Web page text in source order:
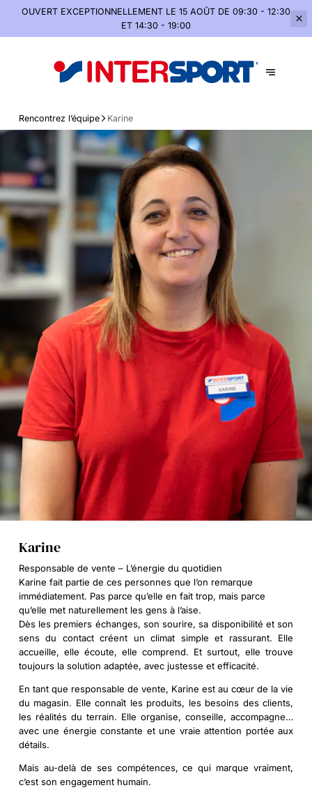
OUVERT EXCEPTIONNELLEMENT LE 15 AOÛT DE 09:30 - 12:30
ET 14:30 - 19:00
Rencontrez l’équipe Karine
Karine
Responsable de vente – L’énergie du quotidien
Karine fait partie de ces personnes que l’on remarque
immédiatement. Pas parce qu’elle en fait trop, mais parce
qu’elle met naturellement les gens à l’aise.
Dès les premiers échanges, son sourire, sa disponibilité et son
sens du contact créent un climat simple et rassurant. Elle
accueille, elle écoute, elle comprend. Et surtout, elle trouve
toujours la solution adaptée, avec justesse et efficacité.
En tant que responsable de vente, Karine est au cœur de la vie
du magasin. Elle connaît les produits, les besoins des clients,
les réalités du terrain. Elle organise, conseille, accompagne…
avec une énergie constante et une vraie attention portée aux
détails.
Mais au-delà de ses compétences, ce qui marque vraiment,
c’est son engagement humain.